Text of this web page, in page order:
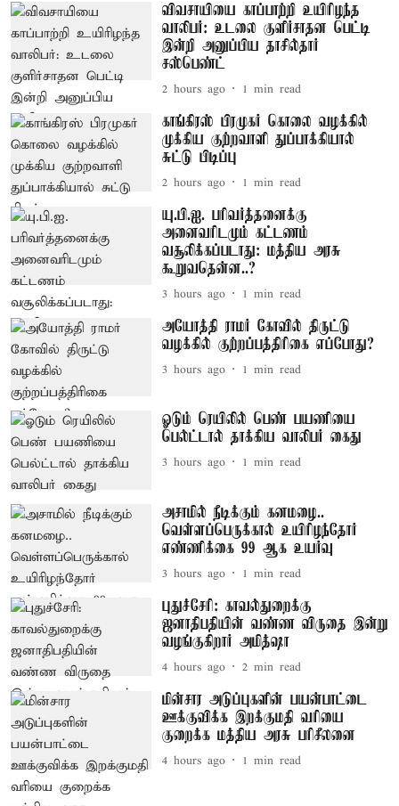
விவசாயியை காப்பாற்றி உயிரிழந்த
வாலிபர்: உடலை குளிர்சாதன பெட்டி
இன்றி அனுப்பிய தாசில்தார்
சஸ்பெண்ட்
2 hours ago 1 min read
காங்கிரஸ் பிரமுகர் கொலை வழக்கில்
முக்கிய குற்றவாளி துப்பாக்கியால்
சுட்டு பிடிப்பு
2 hours ago 1 min read
யு.பி.ஐ. பரிவர்த்தனைக்கு
அனைவரிடமும் கட்டணம்
வசூலிக்கப்படாது: மத்திய அரசு
கூறுவதென்ன..?
3 hours ago 1 min read
அயோத்தி ராமர் கோவில் திருட்டு
வழக்கில் குற்றப்பத்திரிகை எப்போது?
3 hours ago 1 min read
ஓடும் ரெயிலில் பெண் பயணியை
பெல்ட்டால் தாக்கிய வாலிபர் கைது
3 hours ago 1 min read
அசாமில் நீடிக்கும் கனமழை..
வெள்ளப்பெருக்கால் உயிரிழந்தோர்
எண்ணிக்கை 99 ஆக உயர்வு
3 hours ago 1 min read
புதுச்சேரி: காவல்துறைக்கு
ஜனாதிபதியின் வண்ண விருதை இன்று
வழங்குகிறார் அமித்ஷா
4 hours ago 2 min read
மின்சார அடுப்புகளின் பயன்பாட்டை
ஊக்குவிக்க இறக்குமதி வரியை
குறைக்க மத்திய அரசு பரிசீலனை
4 hours ago 1 min read